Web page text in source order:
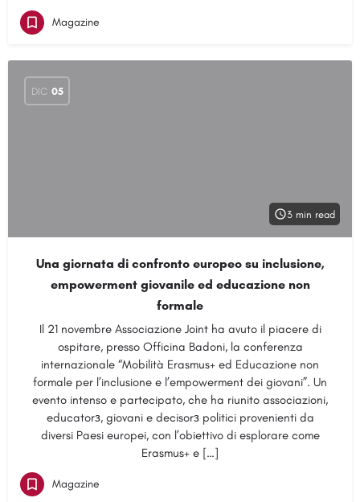
Magazine
DIC 05
3 min read
Una giornata di confronto europeo su inclusione,
empowerment giovanile ed educazione non
formale
Il 21 novembre Associazione Joint ha avuto il piacere di
ospitare, presso Officina Badoni, la conferenza
internazionale “Mobilità Erasmus+ ed Educazione non
formale per l’inclusione e l’empowerment dei giovani”. Un
evento intenso e partecipato, che ha riunito associazioni,
educatorз, giovani e decisorз politici provenienti da
diversi Paesi europei, con l’obiettivo di esplorare come
Erasmus+ e […]
Magazine